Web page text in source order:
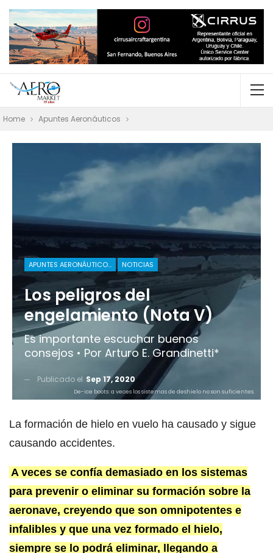
Home Apuntes Aeronáuticos
APUNTES AERONÁUTICOS NOTICIAS
Los peligros del
engelamiento (Nota V)
Es importante escuchar buenos
consejos • Por Arturo E. Grandinetti*
Publicado el Sep 17, 2020
De-ice boots: a veces los sistemas de deshielo no son suficientes.
La formación de hielo en vuelo ha causado y sigue
causando accidentes.
A veces se confía demasiado en los sistemas
para prevenir o eliminar su formación sobre la
aeronave, creyendo que son omnipotentes e
infalibles y que una vez formado el hielo,
siempre se lo podrá eliminar, llegando a